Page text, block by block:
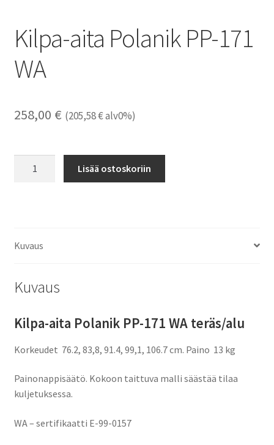
Kilpa-aita Polanik PP-171
WA
258,00 € (205,58€alv0%)
Lisää ostoskoriin
Kuvaus
Kuvaus
Kilpa-aita Polanik PP-171 WA teräs/alu
Korkeudet 76.2, 83,8, 91.4, 99,1, 106.7 cm. Paino 13 kg
Painonappisäätö. Kokoon taittuva malli säästää tilaa
kuljetuksessa.
WA – sertifikaatti E-99-0157